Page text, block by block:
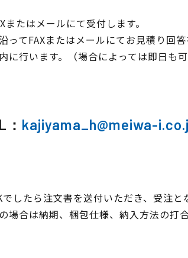
またはメールにて受付します。
ってFAXまたはメールにてお見積り回答
に行います。（場合によっては即日も可
： kajiyama_h@meiwa-
したら注文書を送付いただき、受注と
場合は納期、梱包仕様、納入方法の打